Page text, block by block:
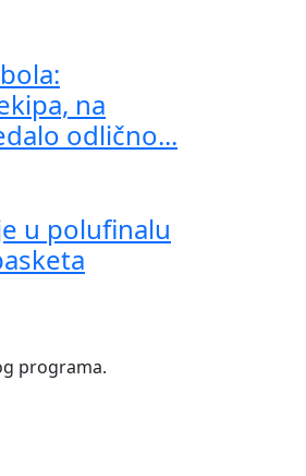
na
odlično...
u polufinalu
programa.